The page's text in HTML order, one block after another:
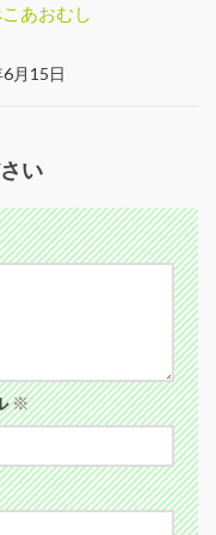
あおむし
月15日
い
※